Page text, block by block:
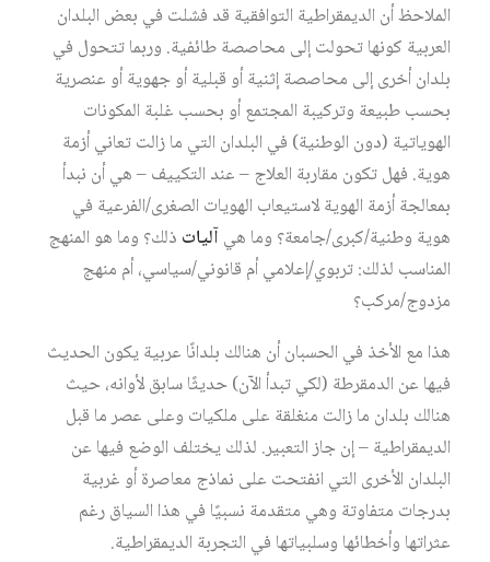
الملاحظ أن الديمقراطية التوافقية قد فشلت في بعض البلدان
العربية كونها تحولت إلى محاصصة طائفية. وربما تتحول في
بلدان أخرى إلى محاصصة إثنية أو قبلية أو جهوية أو عنصرية
بحسب طبيعة وتركيبة المجتمع أو بحسب غلبة المكونات
الهوياتية (دون الوطنية) في البلدان التي ما زالت تعاني أزمة
هوية. فهل تكون مقاربة العلاج – عند التكييف – هي أن نبدأ
بمعالجة أزمة الهوية لاستيعاب الهويات الصغرى/الفرعية في
هوية وطنية/كبرى/جامعة؟ وما هيآليات ذلك؟ وما هو المنهج
المناسب لذلك: تربوي/إعلامي أم قانوني/سياسي، أم منهج
مزدوج/مركب؟
هذا مع الأخذ في الحسبان أن هنالك بلدانًا عربية يكون الحديث
فيها عن الدمقرطة (لكي تبدأ الآن) حديثًا سابق لأوانه، حيث
هنالك بلدان ما زالت منغلقة على ملكيات وعلى عصر ما قبل
الديمقراطية – إن جاز التعبير. لذلك يختلف الوضع فيها عن
البلدان الأخرى التي انفتحت على نماذج معاصرة أو غربية
بدرجات متفاوتة وهي متقدمة نسبيًا في هذا السياق رغم
عثراتها وأخطائها وسلبياتها في التجربة الديمقراطية.